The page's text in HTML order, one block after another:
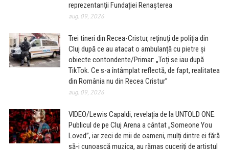
reprezentanții Fundației Renașterea
aug. 09, 2026
Trei tineri din Recea-Cristur, reținuți de poliția din
Cluj după ce au atacat o ambulanță cu pietre și
obiecte contondente/Primar: „Toți se iau după
TikTok. Ce s-a întâmplat reflectă, de fapt, realitatea
din România nu din Recea Cristur”
aug. 09, 2026
VIDEO/Lewis Capaldi, revelația de la UNTOLD ONE:
Publicul de pe Cluj Arena a cântat „Someone You
Loved”, iar zeci de mii de oameni, mulți dintre ei fără
să-i cunoască muzica, au rămas cuceriți de artistul